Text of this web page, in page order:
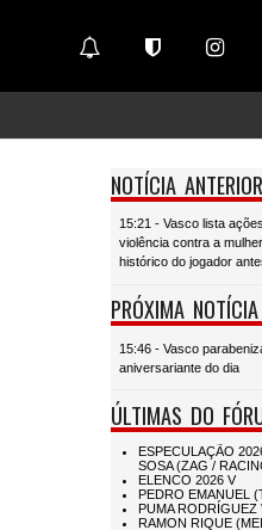
NOTÍCIA ANTERIOR
15:21 - Vasco lista
violência contra a
histórico do jogador
PRÓXIMA NOTÍCIA
15:46 - Vasco
aniversariante do dia
ÚLTIMAS DO